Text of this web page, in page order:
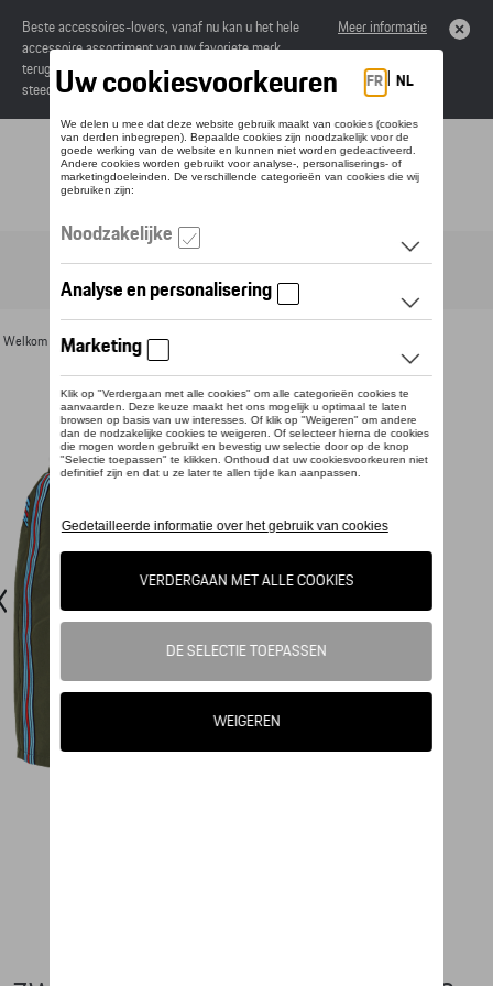
Beste accessoires-lovers, vanaf nu kan u het hele
accessoire assortiment van uw favoriete merk
terugvinden in de online catalogus. Deze kunnen
steeds besteld worden via uw dealer.
Meer informatie
Toggle navigation
Welkom >Voor u >Textiel >